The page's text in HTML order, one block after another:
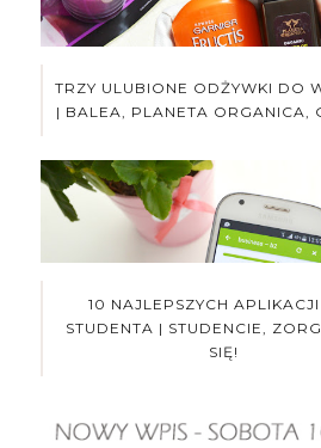
TRZY ULUBIONE ODŻYWKI DO
| BALEA, PLANETA ORGANICA,
10 NAJLEPSZYCH
STUDENTA | STUDENCIE,
SIĘ!